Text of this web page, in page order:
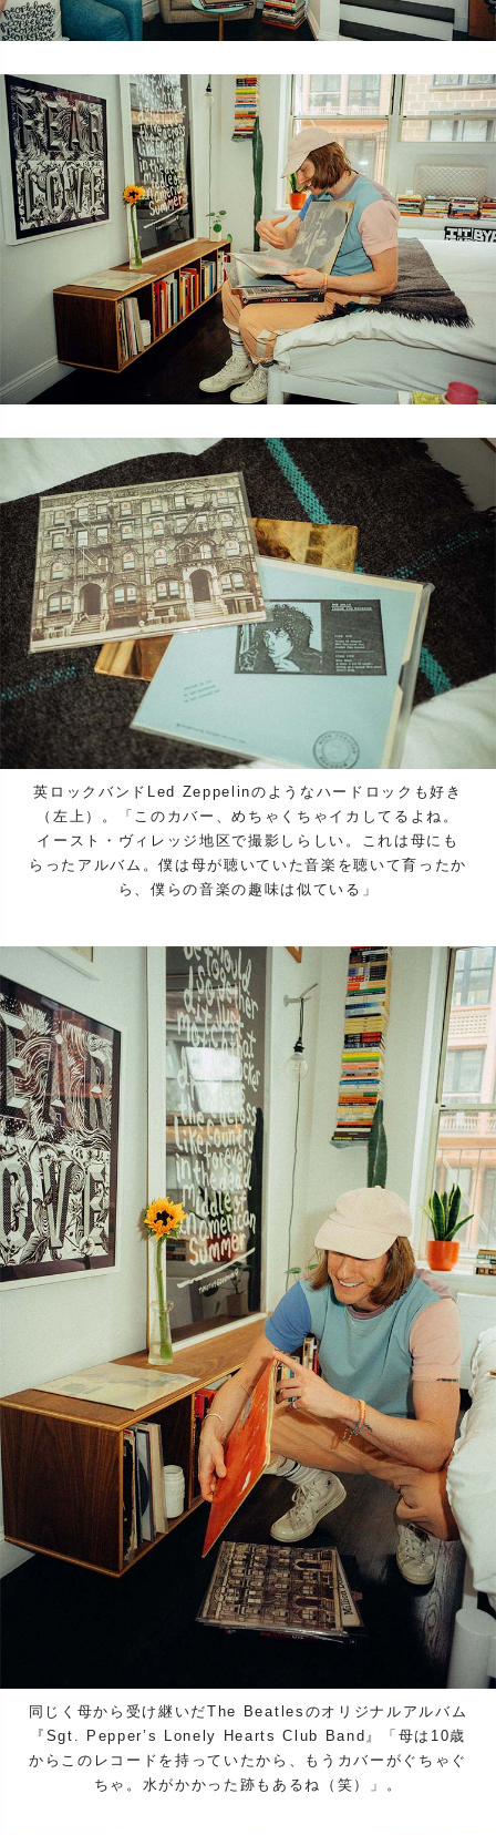
英ロックバンドLed Zeppelinのようなハードロックも好き
（左上）。「このカバー、めちゃくちゃイカしてるよね。
イースト・ヴィレッジ地区で撮影しらしい。これは母にも
らったアルバム。僕は母が聴いていた音楽を聴いて育ったか
ら、僕らの音楽の趣味は似ている」
同じく母から受け継いだThe Beatlesのオリジナルアルバム
『Sgt. Pepper’s Lonely Hearts Club Band』「母は10歳
からこのレコードを持っていたから、もうカバーがぐちゃぐ
ちゃ。水がかかった跡もあるね（笑）」。